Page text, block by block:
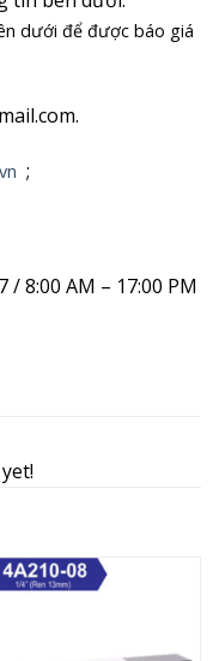
dưới để được báo giá
;
8:00 AM – 17:00 PM